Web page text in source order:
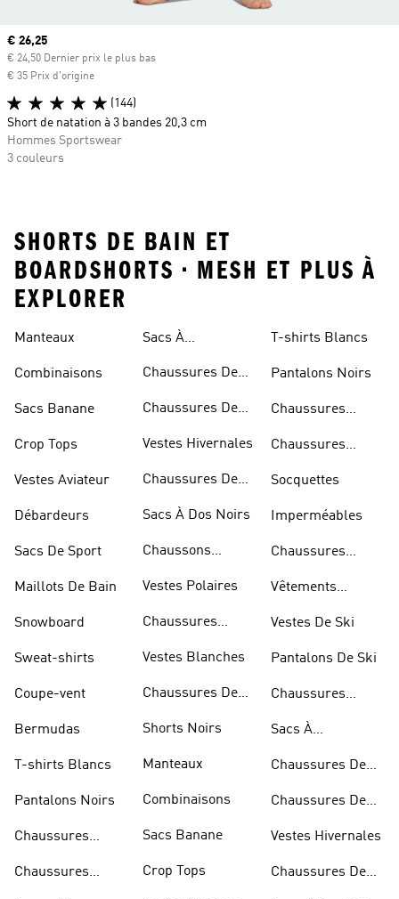
Prix actuel
€ 26,25
€ 24,50 Dernier prix le plus bas
€ 35 Prix d'origine
(144)
Short de natation à 3 bandes 20,3 cm
Hommes Sportswear
3 couleurs
SHORTS DE BAIN ET
BOARDSHORTS • MESH ET PLUS À
EXPLORER
Manteaux
Combinaisons
Sacs Banane
Crop Tops
Vestes Aviateur
Débardeurs
Sacs De Sport
Maillots De Bain
Snowboard
Sweat-shirts
Coupe-vent
Bermudas
T-shirts Blancs
Pantalons Noirs
Chaussures
Chaussures
Sacs À
Chaussures De
Chaussures De
Vestes Hivernales
Chaussures De
Sacs À Dos Noirs
Chaussons
Vestes Polaires
Chaussures
Vestes Blanches
Chaussures De
Shorts Noirs
Manteaux
Combinaisons
Sacs Banane
Crop Tops
T-shirts Blancs
Pantalons Noirs
Chaussures
Chaussures
Socquettes
Imperméables
Chaussures
Vêtements
Vestes De Ski
Pantalons De Ski
Chaussures
Sacs À
Chaussures De
Chaussures De
Vestes Hivernales
Chaussures De